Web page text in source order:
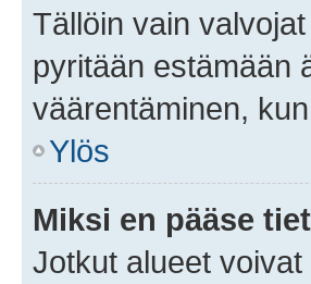
Tällöin vain
pyritään estämään
väärentäminen,
Ylös
Miksi en pääse
Jotkut alueet